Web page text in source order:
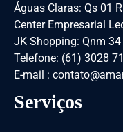
Águas Claras: Qs 01
Center Empresarial
JK Shopping: Qnm
Telefone: (61) 3028
E-mail :
Serviços